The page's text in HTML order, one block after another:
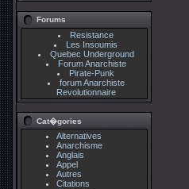
Forums
Resistance
Les Insoumis
Quebec Underground
Forum Anarchiste
Pirate-Punk
forum Anarchiste
Revolutionnaire
Cat�gories
Alternatives
Anarchisme
Anglais
Appel
Autres
Citations